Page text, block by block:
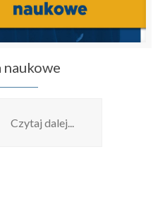
naukowe
Czytaj dalej...